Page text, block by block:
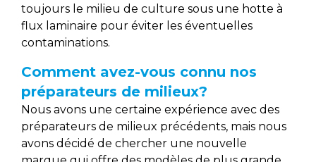
toujours le milieu de culture sous une hotte à
flux laminaire pour éviter les éventuelles
contaminations.
Comment avez-vous connu nos
préparateurs de milieux?
Nous avons une certaine expérience avec des
préparateurs de milieux précédents, mais nous
avons décidé de chercher une nouvelle